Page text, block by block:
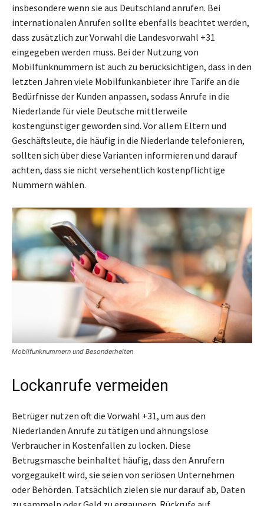
insbesondere wenn sie aus Deutschland anrufen. Bei
internationalen Anrufen sollte ebenfalls beachtet werden,
dass zusätzlich zur Vorwahl die Landesvorwahl +31
eingegeben werden muss. Bei der Nutzung von
Mobilfunknummern ist auch zu berücksichtigen, dass in den
letzten Jahren viele Mobilfunkanbieter ihre Tarife an die
Bedürfnisse der Kunden anpassen, sodass Anrufe in die
Niederlande für viele Deutsche mittlerweile
kostengünstiger geworden sind. Vor allem Eltern und
Geschäftsleute, die häufig in die Niederlande telefonieren,
sollten sich über diese Varianten informieren und darauf
achten, dass sie nicht versehentlich kostenpflichtige
Nummern wählen.
Mobilfunknummern und Besonderheiten
Lockanrufe vermeiden
Betrüger nutzen oft die Vorwahl +31, um aus den
Niederlanden Anrufe zu tätigen und ahnungslose
Verbraucher in Kostenfallen zu locken. Diese
Betrugsmasche beinhaltet häufig, dass den Anrufern
vorgegaukelt wird, sie seien von seriösen Unternehmen
oder Behörden. Tatsächlich zielen sie nur darauf ab, Daten